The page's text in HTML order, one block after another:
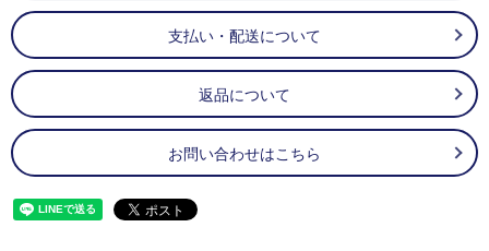
支払い・配送について
返品について
お問い合わせはこちら